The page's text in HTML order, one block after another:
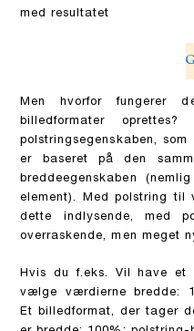
med resultatet
Men hvorfor fungerer
billedformater
polstringsegenskaben,
er baseret på den
breddeegenskaben
element). Med polstring til
dette indlysende, med
overraskende, men meget
Hvis du f.eks. Vil have et
vælge værdierne bredde:
Et billedformat, der tager